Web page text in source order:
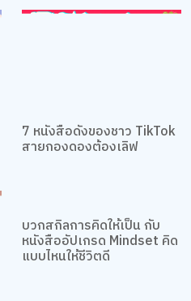
7 หนังสือดังของชาว TikTok
สายกองดองต้องเลิฟ
บวกสกิลการคิดให้เป็น กับ
หนังสืออัปเกรด Mindset คิด
แบบไหนให้ชีวิตดี